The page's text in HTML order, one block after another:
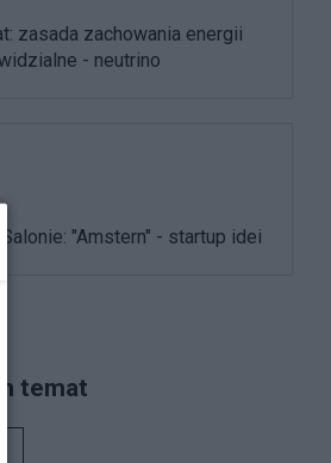
zasada zachowania energii
- neutrino
Salonie: "Amstern" - startup idei
temat